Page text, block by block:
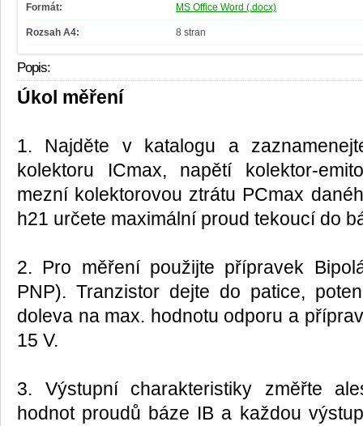
Formát: MS Office Word (.docx)
Rozsah A4: 8 stran
Popis:
Úkol měření
1. Najděte v katalogu a
kolektoru ICmax, napětí kolektor-
mezní kolektorovou ztrátu PCmax
h21 určete maximální proud tekoucí do
2. Pro měření použijte přípravek
PNP). Tranzistor dejte do patice,
doleva na max. hodnotu odporu a
15 V.
3. Výstupní charakteristiky změřte
hodnot proudů báze IB a každou